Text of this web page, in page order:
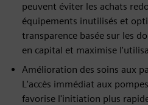
peuvent éviter les achats
équipements inutilisés et
transparence basée sur les
en capital et maximise
Amélioration des soins aux
L'accès immédiat aux
favorise l'initiation plus